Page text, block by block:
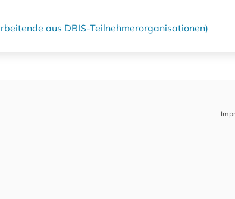
aus DBIS-Teilnehmerorganisationen)